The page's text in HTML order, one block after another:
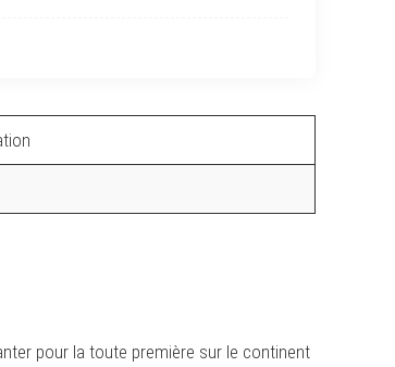
pour la toute première sur le continent